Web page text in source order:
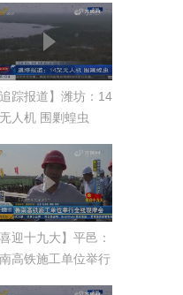
追踪报道】潍坊：14
人机 围剿蝗虫
喜迎十九大】平邑：
高铁施工单位举行